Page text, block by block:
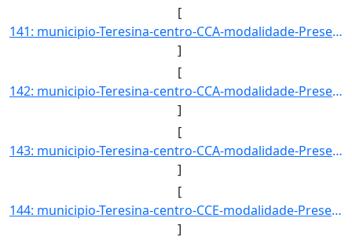
[
141: municipio-Teresina-centro-CCA-modalidade-Presencial-convenio--selecao-SISU-cota-AC-sexo--uf--ano_ing]
]
[
142: municipio-Teresina-centro-CCA-modalidade-Presencial-convenio--selecao-CONVENIO_PEC-G-cota--sexo--uf-]
]
[
143: municipio-Teresina-centro-CCA-modalidade-Presencial-convenio--selecao-PORT_CURSO_SUPERIOR-cota--sexo]
]
[
144: municipio-Teresina-centro-CCE-modalidade-Presencial-convenio-PROCAMPO-selecao-PROCESSO_SEL_ESPECIAL_]
]